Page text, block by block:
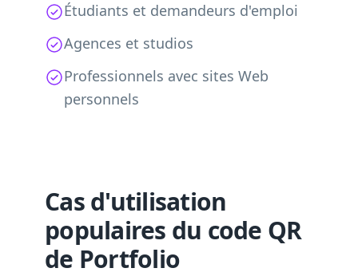
Étudiants et demandeurs d'emploi
Agences et studios
Professionnels avec sites Web
personnels
Cas d'utilisation
populaires du code QR
de Portfolio